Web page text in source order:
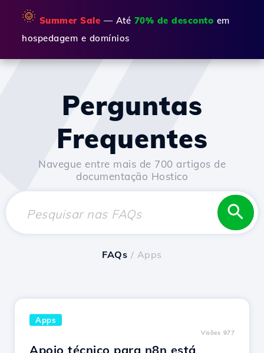
🌞 Summer Sale — Até 70% de desconto em
hospedagem e domínios
Perguntas
Frequentes
Navegue entre mais de 700 artigos de
documentação Hostico
FAQs / Apps
Apps
Visões 977
Apoio técnico para n8n está